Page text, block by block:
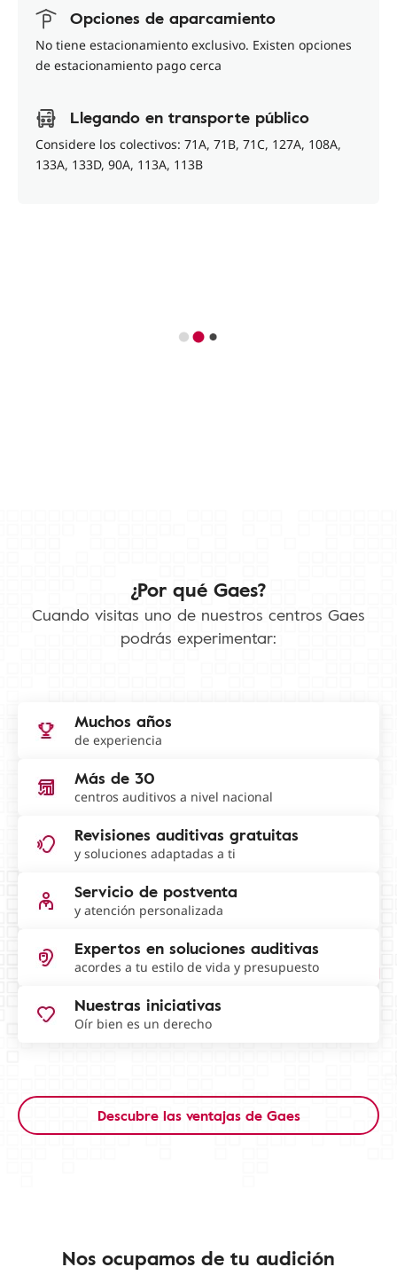
Opciones de aparcamiento
No tiene estacionamiento exclusivo. Existen opciones
de estacionamiento pago cerca
Llegando en transporte público
Considere los colectivos: 71A, 71B, 71C, 127A, 108A,
133A, 133D, 90A, 113A, 113B
¿Por qué Gaes?
Cuando visitas uno de nuestros centros Gaes
podrás experimentar:
Muchos años
de experiencia
Más de 30
centros auditivos a nivel nacional
Revisiones auditivas gratuitas
y soluciones adaptadas a ti
Servicio de postventa
y atención personalizada
Expertos en soluciones auditivas
acordes a tu estilo de vida y presupuesto
Nuestras iniciativas
Oír bien es un derecho
Descubre las ventajas de Gaes
Nos ocupamos de tu audición